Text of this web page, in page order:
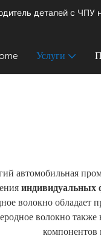
деталей с
Услуги
автомобильная
индивидуальных
волокно
волокно
компонентов